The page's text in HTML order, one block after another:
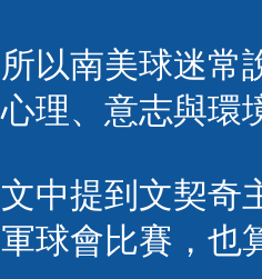
所以南美球迷常
心理、意志與環
文中提到文契奇
軍球會比賽，也